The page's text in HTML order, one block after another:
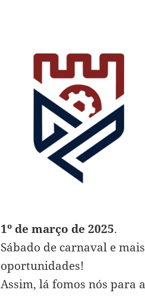
1º de março de 2025.
Sábado de carnaval e
oportunidades!
Assim, lá fomos nós para